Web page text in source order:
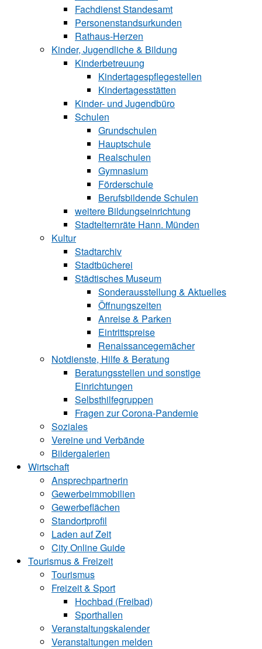
Fachdienst Standesamt
Personenstandsurkunden
Rathaus-Herzen
Kinder, Jugendliche & Bildung
Kinderbetreuung
Kindertagespflegestellen
Kindertagesstätten
Kinder- und Ju‍gend‍bü‍ro
Schulen
Grundschulen
Hauptschule
Realschulen
Gymnasium
Förderschule
Berufsbildende Schu‍len
weitere Bildungseinrichtung
Stadtelternräte Hann. Münden
Kultur
Stadtarchiv
Stadtbücherei
Städtisches Museum
Sonderausstellung & Aktuelles
Öffnungszeiten
Anreise & Parken
Eintrittspreise
Renaissancegemächer
Notdienste, Hilfe & Be‍ra‍tung
Beratungsstellen und sonstige
Einrichtungen
Selbsthilfegruppen
Fragen zur Corona-Pandemie
Soziales
Vereine und Verbände
Bildergalerien
Wirtschaft
Ansprechpartnerin
Gewerbeimmobilien
Gewerbeflächen
Standortprofil
Laden auf Zeit
City Online Guide
Tourismus & Freizeit
Tourismus
Freizeit & Sport
Hochbad (Freibad)
Sporthallen
Veranstaltungskalender
Veranstaltungen melden